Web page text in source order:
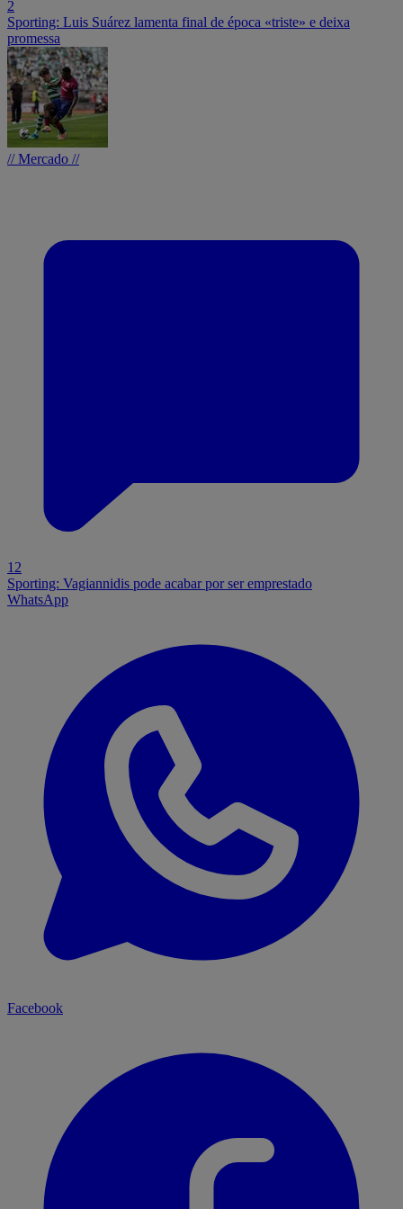
2
Sporting: Luis Suárez lamenta final de época «triste» e deixa
promessa
// Mercado //
12
Sporting: Vagiannidis pode acabar por ser emprestado
WhatsApp
Facebook